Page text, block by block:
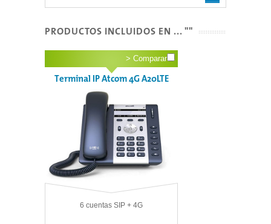
PRODUCTOS INCLUIDOS EN ... ""
> Comparar
Terminal IP Atcom 4G A20LTE
6 cuentas SIP + 4G